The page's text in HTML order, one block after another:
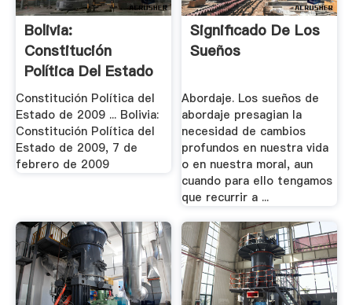
Bolivia:
Constitución
Política Del Estado
De 2009, .
Constitución Política del
Estado de 2009 ... Bolivia:
Constitución Política del
Estado de 2009, 7 de
febrero de 2009
Significado De Los
Sueños
Abordaje. Los sueños de
abordaje presagian la
necesidad de cambios
profundos en nuestra vida
o en nuestra moral, aun
cuando para ello tengamos
que recurrir a ...